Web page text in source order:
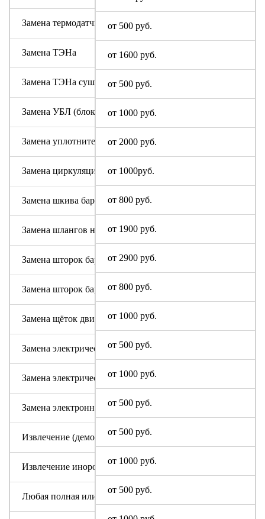
от 500 руб.
от 1600 руб.
от 500 руб.
от 1000 руб.
от 2000 руб.
от 1000руб.
от 800 руб.
от 1900 руб.
от 2900 руб.
от 800 руб.
от 1000 руб.
от 500 руб.
от 1000 руб.
от 500 руб.
от 500 руб.
от 1000 руб.
от 500 руб.
Замена термодатчика
Замена ТЭНа
Замена ТЭНа сушки
Замена УБЛ (блокировки люка)
Замена уплотнительной резины люка (манжеты)
Замена циркуляционного насоса
Замена шкива барабана
Замена шлангов налива и слива воды
Замена шторок барабана (для машин с вертикальной
Замена шторок барабана с разбором бака (для машин с
Замена щёток двигателя
Замена электрического модуля на новый
Замена электрического шнура
Замена электронного модуля
Извлечение (демонтаж) машинки из труднодоступных мест
Извлечение инородного предмета (без разбора бака)
Любая полная или частичная разборка машины